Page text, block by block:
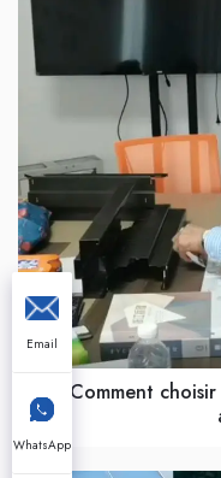
Comment
Email
WhatsApp